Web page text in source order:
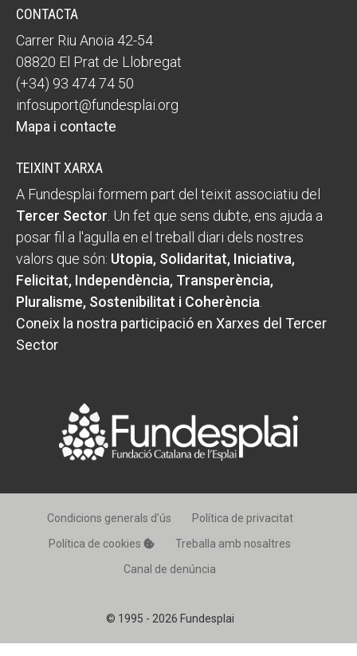
CONTACTA
Carrer Riu Anoia 42-54
08820 El Prat de Llobregat
(+34) 93 474 74 50
infosuport@fundesplai.org
Mapa i contacte
TEIXINT XARXA
A Fundesplai formem part del teixit associatiu del
Tercer Sector . Un fet que sens dubte, ens ajuda a
posar fil a l'agulla en el treball diari dels nostres
valors que són: Utopia, Solidaritat, Iniciativa,
Felicitat, Independència, Transperència,
Pluralisme, Sostenibilitat i Coherència
Coneix la nostra participació en Xarxes del Tercer
Sector
© 1995 - 2026 Fundesplai
Condicions generals d’ús
Política de privacitat
Política de cookies
Treballa amb nosaltres
Canal de denúncia